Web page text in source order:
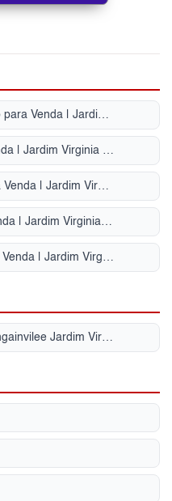
Sobrado com ar condicionado para Venda | Jardim Virginia Bianca
Sobrado com lareira para Venda | Jardim Virginia Bianca
Casa Térrea com quintal para Venda | Jardim Virginia Bianca
Sobrado com quintal para Venda | Jardim Virginia Bianca
Casa Térrea com lareira para Venda | Jardim Virginia Bianca
Condomínio Residencial Boungainvilee Jardim Virginia Bianca